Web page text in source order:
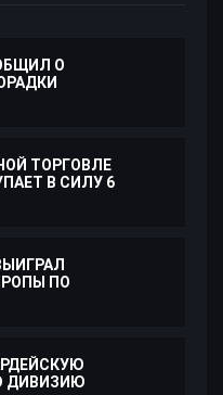
О
ТОРГОВЛЕ
В СИЛУ 6
ПО
ДИВИЗИЮ